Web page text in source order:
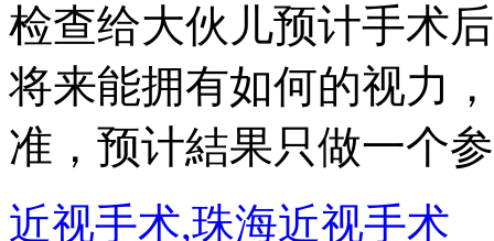
检查给大伙儿预计手术
将来能拥有如何的视力
准，预计結果只做一个
近视手术,珠海近视手术